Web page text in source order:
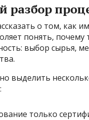
разбор
о том, как
понять,
выбор сырья,
выделить
только